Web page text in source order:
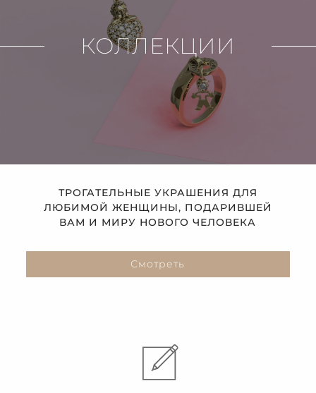
КОЛЛЕКЦИИ
ТРОГАТЕЛЬНЫЕ УКРАШЕНИЯ ДЛЯ
ЛЮБИМОЙ ЖЕНЩИНЫ, ПОДАРИВШЕЙ
ВАМ И МИРУ НОВОГО ЧЕЛОВЕКА
Смотреть